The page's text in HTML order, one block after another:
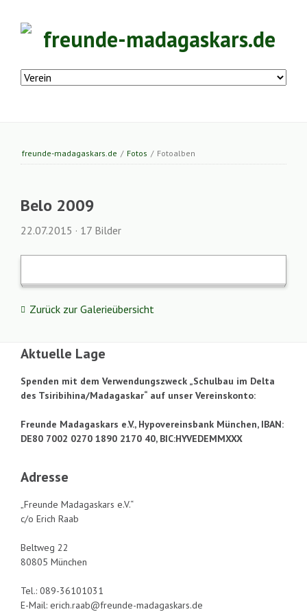
freunde-madagaskars.de / Fotos / Fotoalben
Belo 2009
22.07.2015 · 17 Bilder
Zurück zur Galerieübersicht
Aktuelle Lage
Spenden mit dem Verwendungszweck „Schulbau im Delta
des Tsiribihina/Madagaskar“ auf unser Vereinskonto:
Freunde Madagaskars e.V., Hypovereinsbank München, IBAN:
DE80 7002 0270 1890 2170 40, BIC:HYVEDEMMXXX
Adresse
„Freunde Madagaskars e.V.“
c/o Erich Raab
Beltweg 22
80805 München
Tel.: 089-36101031
E-Mail: erich.raab@freunde-madagaskars.de